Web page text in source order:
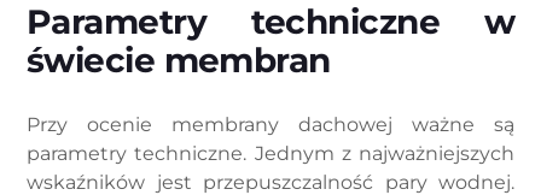
Parametry techniczne w
świecie membran
Przy ocenie membrany dachowej ważne są
parametry techniczne. Jednym z najważniejszych
wskaźników jest przepuszczalność pary wodnej.